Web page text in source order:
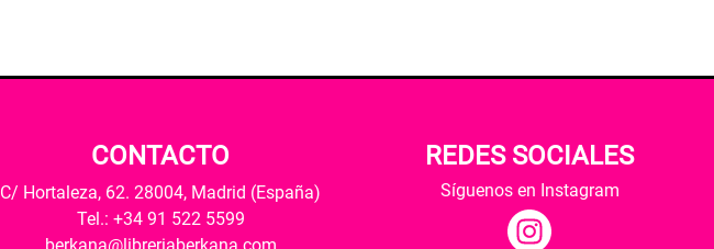
CONTACTO
C/ Hortaleza, 62. 28004, Madrid (España)
Tel.: +34 91 522 5599
REDES SOCIALES
Síguenos en Instagram